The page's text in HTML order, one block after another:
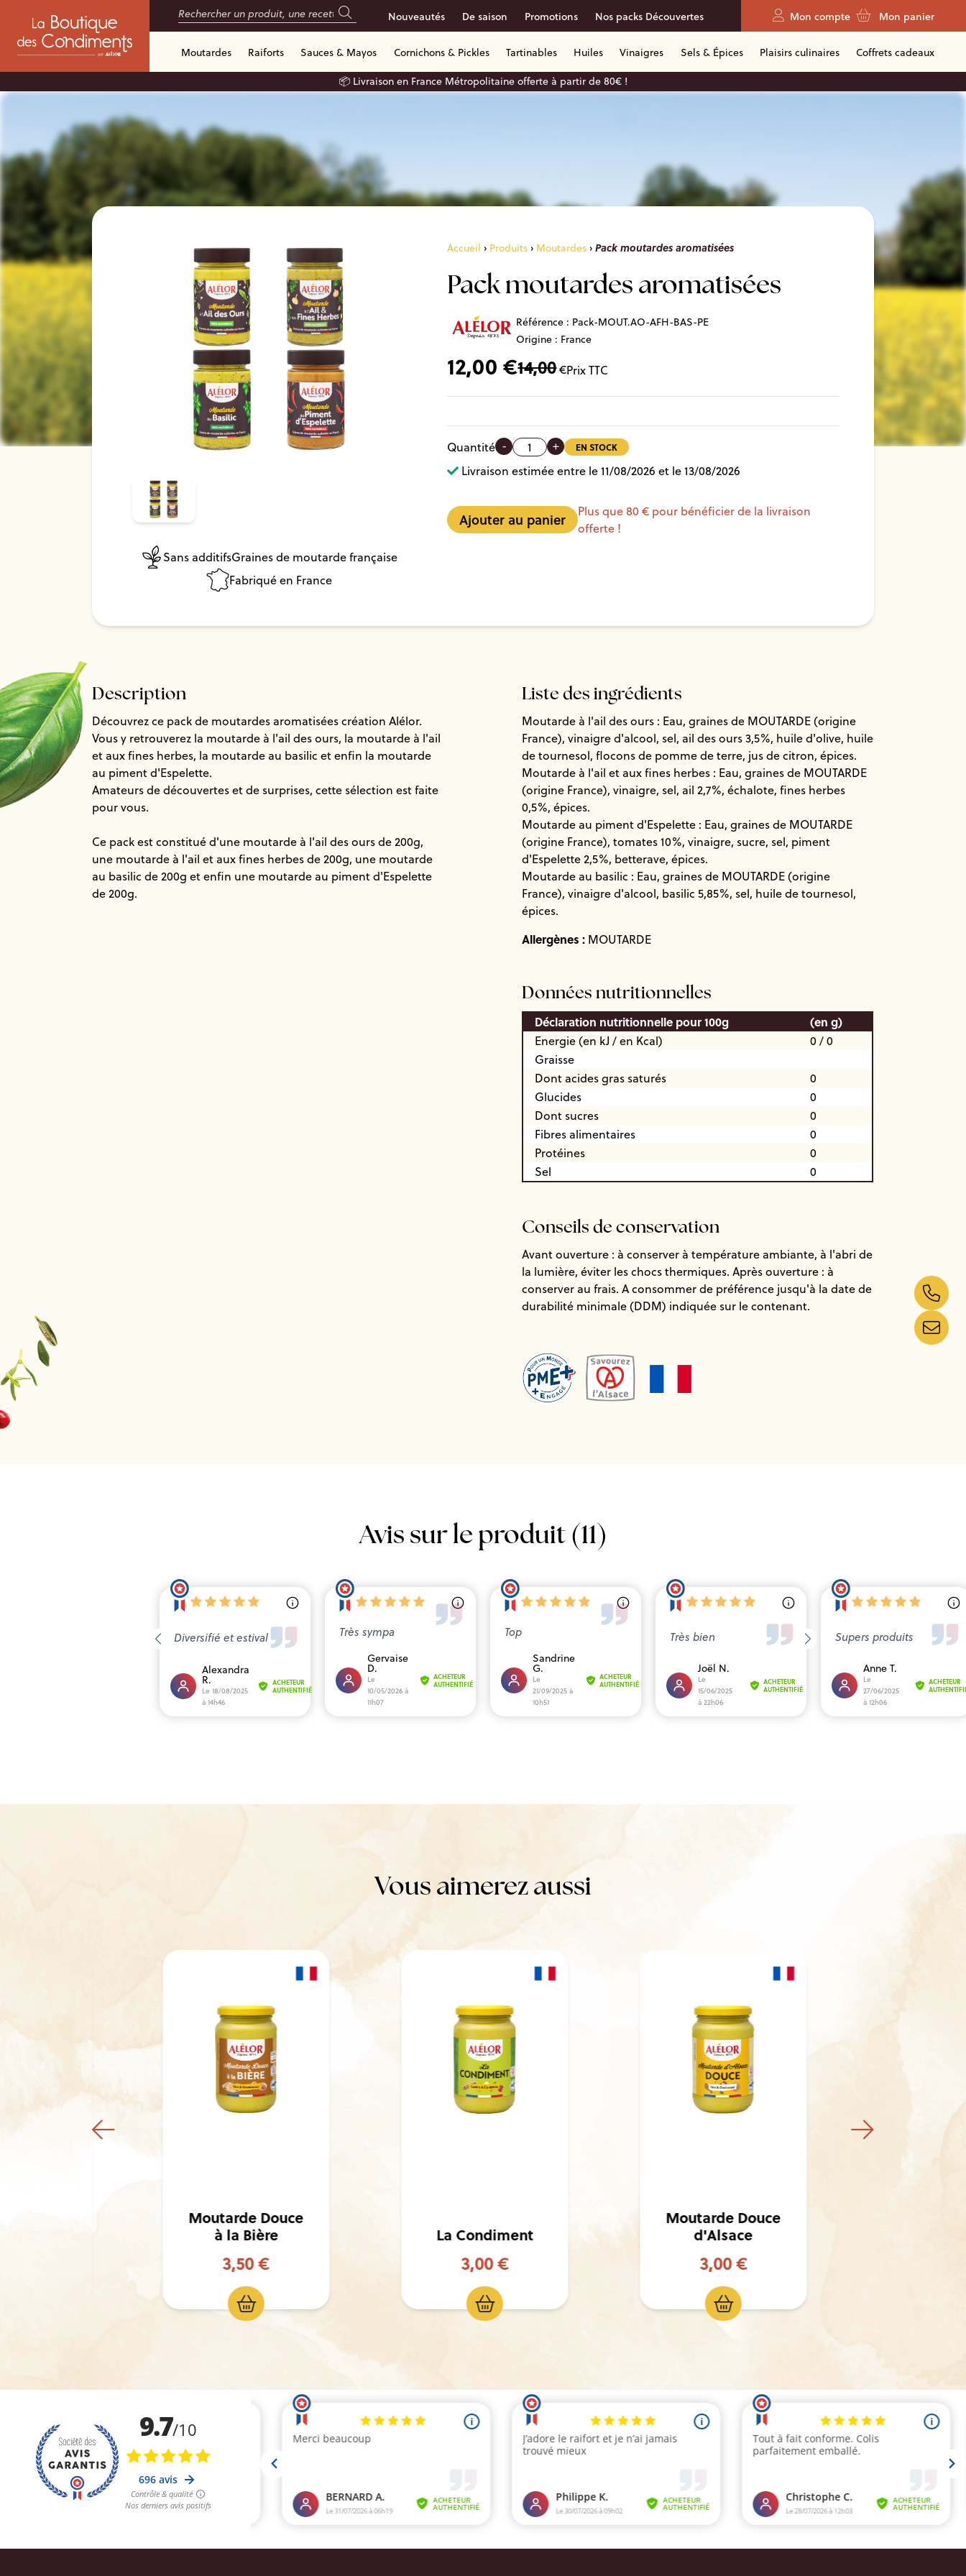
Nouveautés De saison Promotions Nos packs Découvertes Mon compte Mon panier
Moutardes Raiforts Sauces & Mayos Cornichons & Pickles Tartinables Huiles Vinaigres Sels & Épices Plaisirs culinaires
Coffrets cadeaux
📦 Livraison en France Métropolitaine offerte à partir de 80€ !
Sans additifsGraines de moutarde française
Fabriqué en France
Accueil › Produits › Moutardes ›Pack moutardes aromatisées
Pack moutardes aromatisées
Référence : Pack-MOUT.AO-AFH-BAS-PE
Origine : France
12,00€14,00€Prix TTC
Quantité - + EN STOCK
Livraison estimée entre le 11/08/2026 et le 13/08/2026
Plus que 80 € pour bénéficier de la livraison
offerte !
Description
Découvrez ce pack de moutardes aromatisées création Alélor.
Vous y retrouverez la moutarde à l'ail des ours, la moutarde à l'ail
et aux fines herbes, la moutarde au basilic et enfin la moutarde
au piment d'Espelette.
Amateurs de découvertes et de surprises, cette sélection est faite
pour vous.
Ce pack est constitué d'une moutarde à l'ail des ours de 200g,
une moutarde à l'ail et aux fines herbes de 200g, une moutarde
au basilic de 200g et enfin une moutarde au piment d'Espelette
de 200g.
Liste des ingrédients
Moutarde à l'ail des ours : Eau, graines de MOUTARDE (origine
France), vinaigre d'alcool, sel, ail des ours 3,5%, huile d'olive, huile
de tournesol, flocons de pomme de terre, jus de citron, épices.
Moutarde à l'ail et aux fines herbes : Eau, graines de MOUTARDE
(origine France), vinaigre, sel, ail 2,7%, échalote, fines herbes
0,5%, épices.
Moutarde au piment d'Espelette : Eau, graines de MOUTARDE
(origine France), tomates 10%, vinaigre, sucre, sel, piment
d'Espelette 2,5%, betterave, épices.
Moutarde au basilic : Eau, graines de MOUTARDE (origine
France), vinaigre d'alcool, basilic 5,85%, sel, huile de tournesol,
épices.
Allergènes : MOUTARDE
Données nutritionnelles
Déclaration nutritionnelle pour 100g (en g)
Energie (en kJ / en Kcal)
0 / 0
Graisse
Dont acides gras saturés
0
Glucides
0
Dont sucres
0
Fibres alimentaires
0
Protéines
0
Sel
0
Conseils de conservation
Avant ouverture : à conserver à température ambiante, à l'abri de
la lumière, éviter les chocs thermiques. Après ouverture : à
conserver au frais. A consommer de préférence jusqu'à la date de
durabilité minimale (DDM) indiquée sur le contenant.
Avis sur le produit (11)
Diversifié et estival
Alexandra
R.
Le 18/08/2025
à 14h46
ACHETEUR
AUTHENTIFIÉ
Très sympa
Gervaise
D.
Le
10/05/2026 à
11h07
ACHETEUR
AUTHENTIFIÉ
Top
Sandrine
G.
Le
21/09/2025 à
10h51
ACHETEUR
AUTHENTIFIÉ
Très bien
Joël N.
Le
15/06/2025
à 22h06
ACHETEUR
AUTHENTIFIÉ
Supers produits
Anne T.
Le
27/06/2025
à 12h06
ACHETEUR
Vous aimerez aussi
Moutarde Douce
à la Bière
3,50 €
La Condiment
3,00 €
Moutarde Douce
d'Alsace
3,00 €